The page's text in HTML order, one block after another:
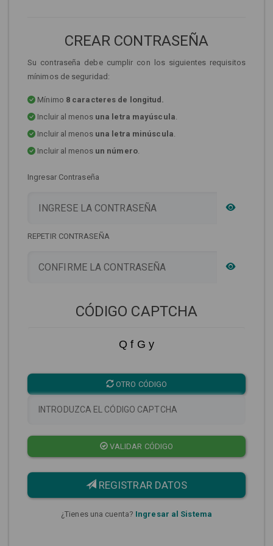
CREAR CONTRASEÑA
Su contraseña debe cumplir con los siguientes requisitos
mínimos de seguridad:
Mínimo 8 caracteres de longitud.
Incluir al menos una letra mayúscula.
Incluir al menos una letra minúscula.
Incluir al menos un número.
Ingresar Contraseña
REPETIR CONTRASEÑA
CÓDIGO CAPTCHA
Q f G y
OTRO CÓDIGO
VALIDAR CÓDIGO
REGISTRAR DATOS
¿Tienes una cuenta? Ingresar al Sistema